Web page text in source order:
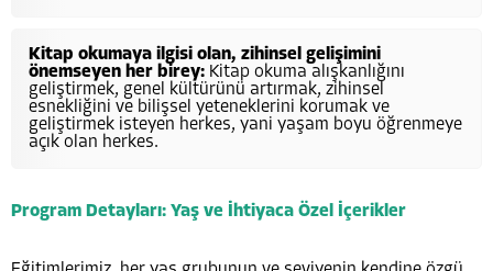
Kitap okumaya ilgisi olan, zihinsel gelişimini
önemseyen her birey: Kitap okuma alışkanlığını
geliştirmek, genel kültürünü artırmak, zihinsel
esnekliğini ve bilişsel yeteneklerini korumak ve
geliştirmek isteyen herkes, yani yaşam boyu öğrenmeye
açık olan herkes.
Program Detayları: Yaş ve İhtiyaca Özel İçerikler